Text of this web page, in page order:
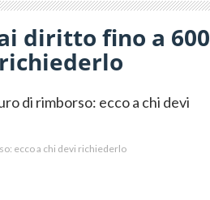
diritto fino a 600
ecco a chi devi richiederlo